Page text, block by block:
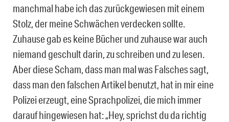
manchmal habe ich das zurückgewiesen mit einem
Stolz, der meine Schwächen verdecken sollte.
Zuhause gab es keine Bücher und zuhause war auch
niemand geschult darin, zu schreiben und zu lesen.
Aber diese Scham, dass man mal was Falsches sagt,
dass man den falschen Artikel benutzt, hat in mir eine
Polizei erzeugt, eine Sprachpolizei, die mich immer
darauf hingewiesen hat: „Hey, sprichst du da richtig